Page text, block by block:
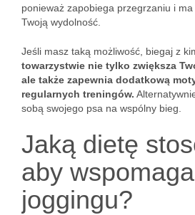
ponieważ zapobiega przegrzaniu i ma
Twoją wydolność.
Jeśli masz taką możliwość, biegaj z
towarzystwie nie tylko zwiększa
ale także zapewnia dodatkową
regularnych treningów.
sobą swojego psa na wspólny bieg.
Jaką dietę
aby
joggingu?